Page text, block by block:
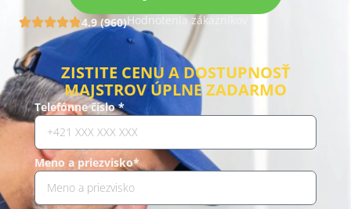
4.9 (960)Hodnotenia zákazníkov
ZISTITE CENU A DOSTUPNOSŤ
MAJSTROV ÚPLNE ZADARMO
Telefónne číslo *
Meno a priezvisko*